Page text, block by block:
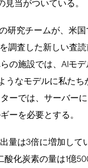
当がついている。
研究チームが、米国
調査した新しい査
の施設では、AIモデ
うなモデルに私たち
ーでは、サーバー
ーを必要とする。
量は3倍に増加して
化炭素の量は1億